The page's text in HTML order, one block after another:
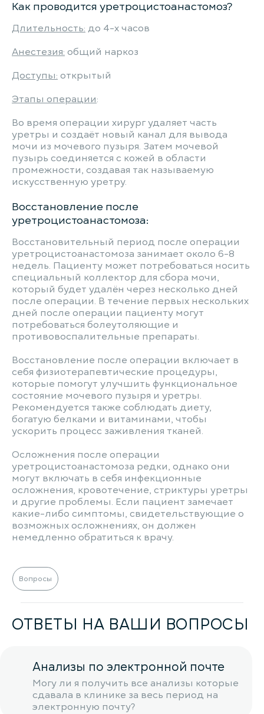
Как проводится уретроцистоанастомоз?
Длительность: до 4-х часов
Анестезия: общий наркоз
Доступы: открытый
Этапы операции:
Во время операции хирург удаляет часть
уретры и создаёт новый канал для вывода
мочи из мочевого пузыря. Затем мочевой
пузырь соединяется с кожей в области
промежности, создавая так называемую
искусственную уретру.
Восстановление после
уретроцистоанастомоза:
Восстановительный период после операции
уретроцистоанастомоза занимает около 6-8
недель. Пациенту может потребоваться носить
специальный коллектор для сбора мочи,
который будет удалён через несколько дней
после операции. В течение первых нескольких
дней после операции пациенту могут
потребоваться болеутоляющие и
противовоспалительные препараты.
Восстановление после операции включает в
себя физиотерапевтические процедуры,
которые помогут улучшить функциональное
состояние мочевого пузыря и уретры.
Рекомендуется также соблюдать диету,
богатую белками и витаминами, чтобы
ускорить процесс заживления тканей.
Осложнения после операции
уретроцистоанастомоза редки, однако они
могут включать в себя инфекционные
осложнения, кровотечение, стриктуры уретры
и другие проблемы. Если пациент замечает
какие-либо симптомы, свидетельствующие о
возможных осложнениях, он должен
немедленно обратиться к врачу.
Вопросы
ОТВЕТЫ НА ВАШИ ВОПРОСЫ
Анализы по электронной почте
Могу ли я получить все анализы которые
сдавала в клинике за весь период на
электронную почту?